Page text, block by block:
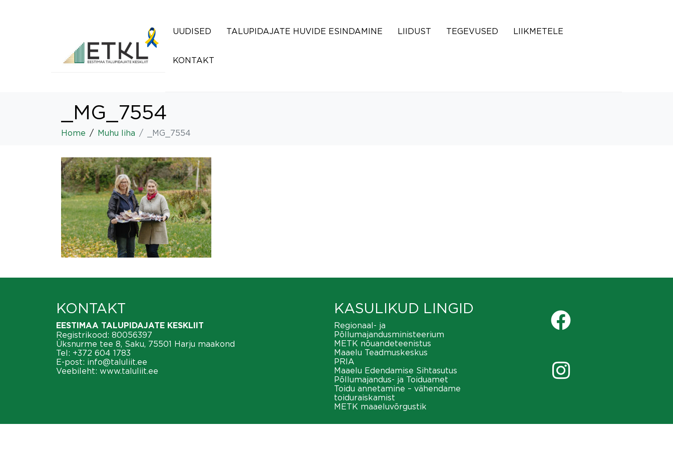
UUDISED TALUPIDAJATE HUVIDE ESINDAMINE LIIDUST TEGEVUSED LIIKMETELE
KONTAKT
_MG_7554
Home Muhu liha _MG_7554
KONTAKT
EESTIMAA TALUPIDAJATE KESKLIIT
Registrikood: 80056397
Üksnurme tee 8, Saku, 75501 Harju maakond
Tel: +372 604 1783
E-post: info@taluliit.ee
Veebileht: www.taluliit.ee
KASULIKUD LINGID
Regionaal- ja
Põllumajandusministeerium
METK nõuandeteenistus
Maaelu Teadmuskeskus
PRIA
Maaelu Edendamise Sihtasutus
Põllumajandus- ja Toiduamet
Toidu annetamine – vähendame
toiduraiskamist
METK maaeluvõrgustik